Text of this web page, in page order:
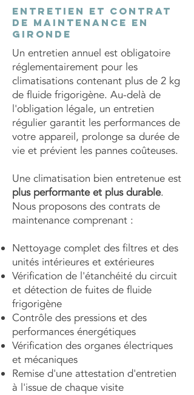
Entretien et contrat
de maintenance en
Gironde
Un entretien annuel est obligatoire
réglementairement pour les
climatisations contenant plus de 2 kg
de fluide frigorigène. Au-delà de
l'obligation légale, un entretien
régulier garantit les performances de
votre appareil, prolonge sa durée de
vie et prévient les pannes coûteuses.
Une climatisation bien entretenue est
plus performante et plus durable.
Nous proposons des contrats de
maintenance comprenant :
Nettoyage complet des filtres et des
unités intérieures et extérieures
Vérification de l'étanchéité du circuit
et détection de fuites de fluide
frigorigène
Contrôle des pressions et des
performances énergétiques
Vérification des organes électriques
et mécaniques
Remise d'une attestation d'entretien
à l'issue de chaque visite